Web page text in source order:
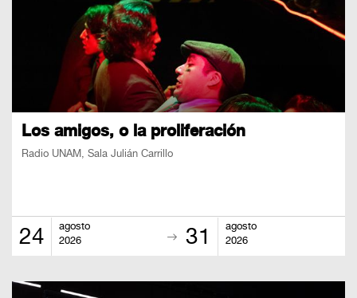
Los amigos, o la proliferación
Radio UNAM, Sala Julián Carrillo
24
agosto
2026
31
agosto
2026